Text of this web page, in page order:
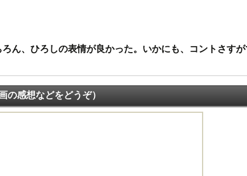
ん、ひろしの表情が良かった。いかにも、コントさすが
の感想などをどうぞ）